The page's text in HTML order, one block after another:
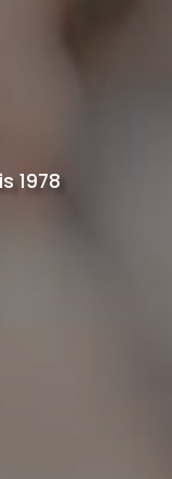
1978